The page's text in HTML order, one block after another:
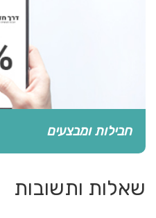
חבילות ומבצעים
שאלות ותשובות